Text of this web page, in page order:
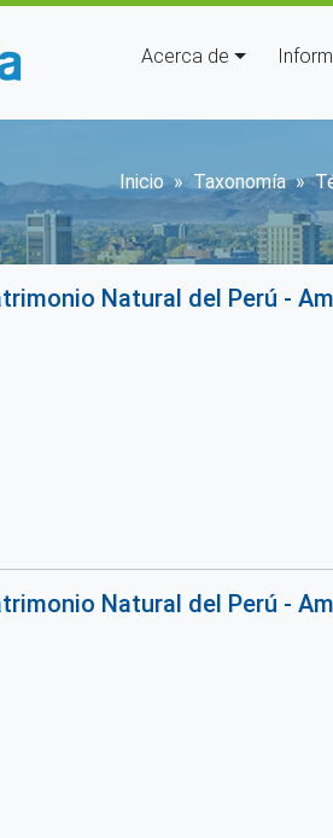
Navegación principal
Acerca de
Inicio Taxonomía
Natural del Perú -
Natural del Perú -